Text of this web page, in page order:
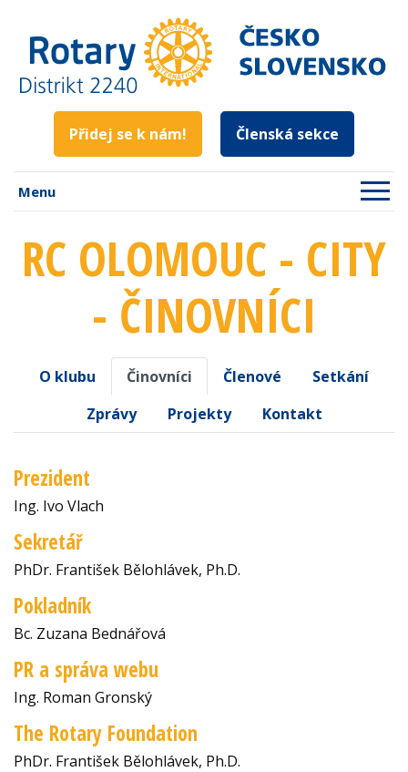
Přidej se k nám! Členská sekce
Menu
RC OLOMOUC - CITY
- ČINOVNÍCI
O klubu Činovníci Členové
Setkání
Zprávy
Projekty Kontakt
Prezident
Ing. Ivo Vlach
Sekretář
PhDr. František Bělohlávek, Ph.D.
Pokladník
Bc. Zuzana Bednářová
PR a správa webu
Ing. Roman Gronský
The Rotary Foundation
PhDr. František Bělohlávek, Ph.D.